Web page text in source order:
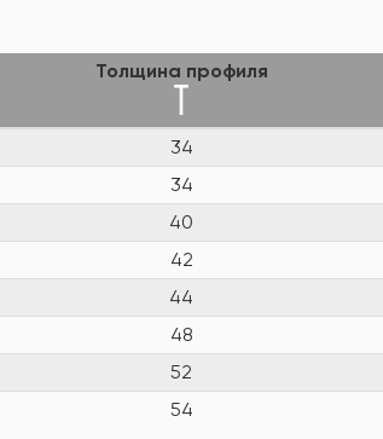
Толщина профиля
34
34
40
42
44
48
52
54